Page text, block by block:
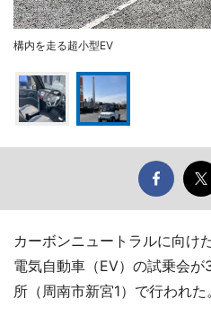
構内を走る超小型EV
カーボンニュートラルに向け
電気自動車（EV）の試乗会
所（周南市新宮1）で行われた。